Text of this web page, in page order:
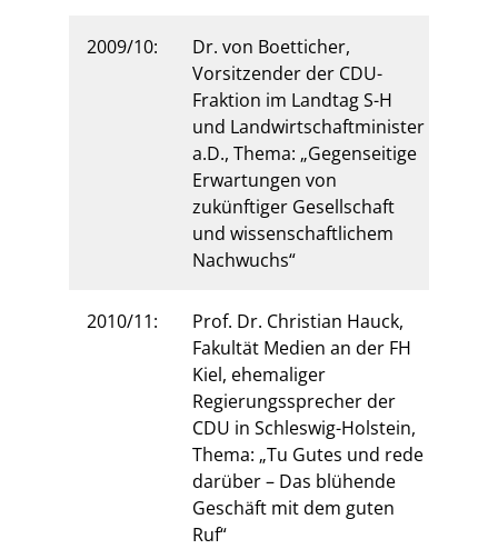
2009/10:
Dr. von Boetticher,
Vorsitzender der CDU-
Fraktion im Landtag S-H
und Landwirtschaftminister
a.D., Thema: „Gegenseitige
Erwartungen von
zukünftiger Gesellschaft
und wissenschaftlichem
Nachwuchs“
2010/11:
Prof. Dr. Christian Hauck,
Fakultät Medien an der FH
Kiel, ehemaliger
Regierungssprecher der
CDU in Schleswig-Holstein,
Thema: „Tu Gutes und rede
darüber – Das blühende
Geschäft mit dem guten
Ruf“